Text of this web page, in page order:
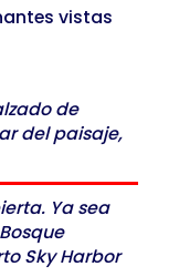
vistas
de
del paisaje,
Ya sea
Sky Harbor